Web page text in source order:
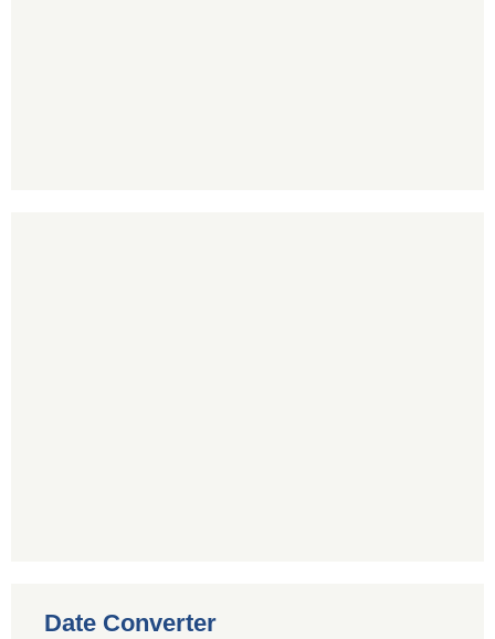
Date Converter